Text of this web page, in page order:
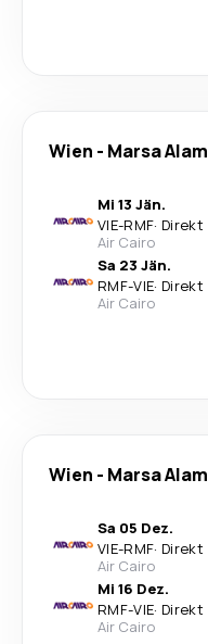
Wien - Marsa Alam
Mi 13 Jän.
VIE-RMF· Direkt
Air Cairo
Sa 23 Jän.
RMF-VIE· Direkt
Air Cairo
Wien - Marsa Alam
Sa 05 Dez.
VIE-RMF· Direkt
Air Cairo
Mi 16 Dez.
RMF-VIE· Direkt
Air Cairo